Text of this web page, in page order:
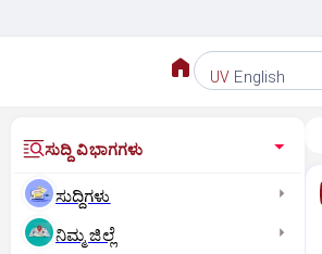
UV English
ಸುದ್ದಿ ವಿಭಾಗಗಳು
ಸುದ್ದಿಗಳು
ನಿಮ್ಮ ಜಿಲ್ಲೆ